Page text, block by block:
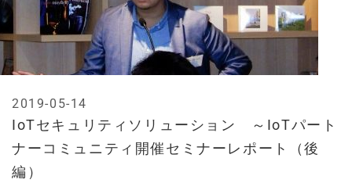
IoTセキュリティソリューション ～IoTパート
ナーコミュニティ開催セミナーレポート（後
編）
2019-05-14